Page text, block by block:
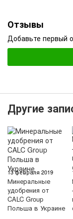
Отзывы
Добавьте первый
Другие
13 февраля 2019
Минеральные
удобрения от
CALC Group
Польша в Украине